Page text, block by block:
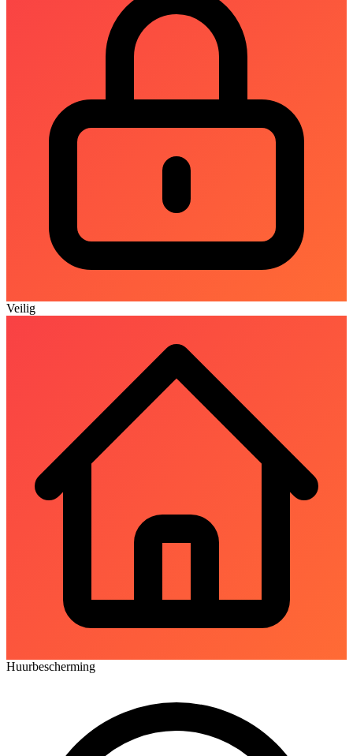
Veilig
Huurbescherming